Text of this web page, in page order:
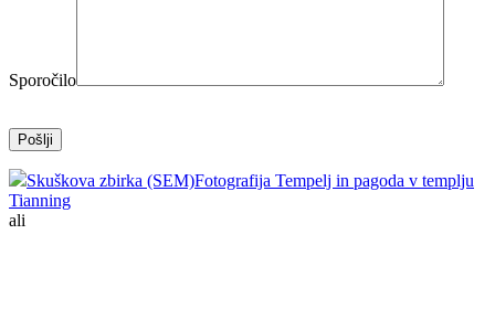
Sporočilo
Skuškova zbirka (SEM)Fotografija Tempelj in pagoda v templju
Tianning
ali